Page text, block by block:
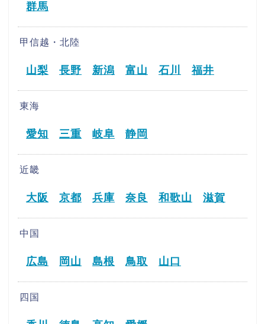
群馬
甲信越・北陸
山梨 長野 新潟 富山 石川 福井
東海
愛知 三重 岐阜 静岡
近畿
大阪 京都 兵庫 奈良 和歌山 滋賀
中国
広島 岡山 島根 鳥取 山口
四国